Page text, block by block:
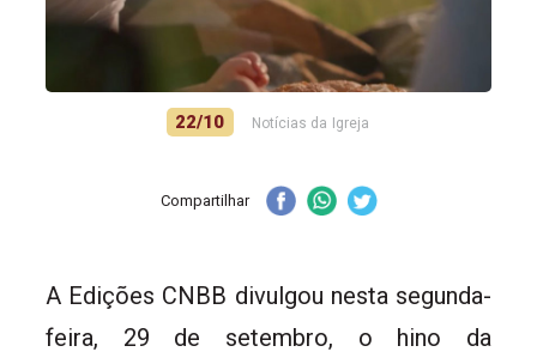
22/10 Notícias da Igreja
Compartilhar
A Edições CNBB divulgou nesta segunda-
feira, 29 de setembro, o hino da